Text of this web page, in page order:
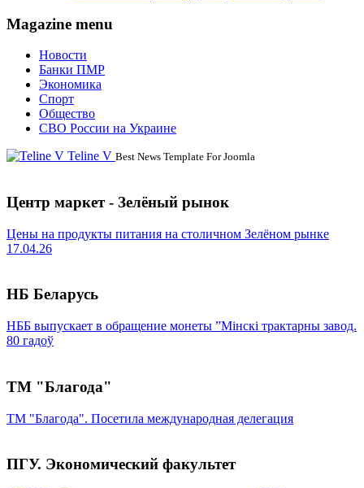
Magazine menu
Новости
Банки ПМР
Экономика
Спорт
Общество
СВО России на Украине
Teline V Best News Template For Joomla
Центр маркет - Зелёный рынок
Цены на продукты питания на столичном Зелёном рынке
17.04.26
НБ Беларусь
НББ выпускает в обращение монеты ”Мінскі трактарны завод.
80 гадоў
ТМ "Благода"
ТМ "Благода". Посетила международная делегация
ПГУ. Экономический факультет